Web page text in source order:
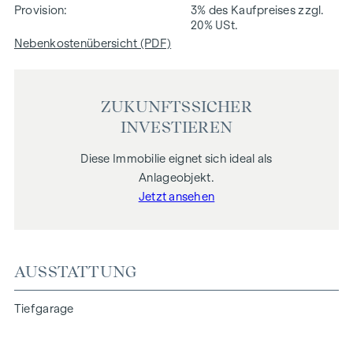
Provision
3% des Kaufpreises zzgl.
20% USt.
Nebenkostenübersicht (PDF)
ZUKUNFTSSICHER
INVESTIEREN
Diese Immobilie eignet sich ideal als
Anlageobjekt.
Jetzt ansehen
AUSSTATTUNG
Tiefgarage